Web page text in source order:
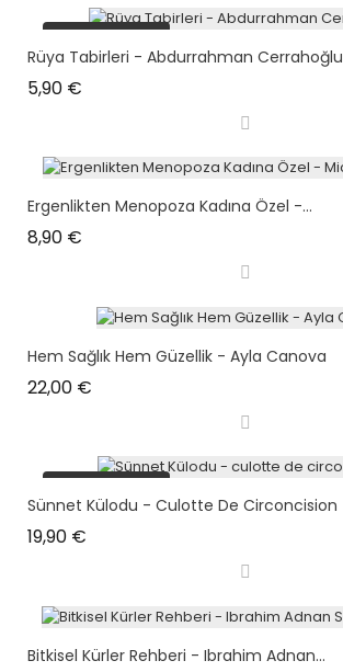
plus en stock
Rüya Tabirleri - Abdurrahman Cerrahoğlu
5,90 €
Ergenlikten Menopoza Kadına Özel -...
8,90 €
Hem Sağlık Hem Güzellik - Ayla Canova
22,00 €
plus en stock
Sünnet Külodu - Culotte De Circoncision
19,90 €
Bitkisel Kürler Rehberi - Ibrahim Adnan...